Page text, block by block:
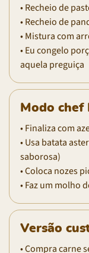
• Recheio de
• Recheio de
• Mistura com
• Eu congelo
aquela preguiça
Modo chef
• Finaliza com
• Usa batata
saborosa)
• Coloca nozes
• Faz um molho
Versão
• Compra carne